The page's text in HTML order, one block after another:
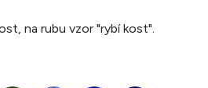
na rubu vzor "rybí kost".